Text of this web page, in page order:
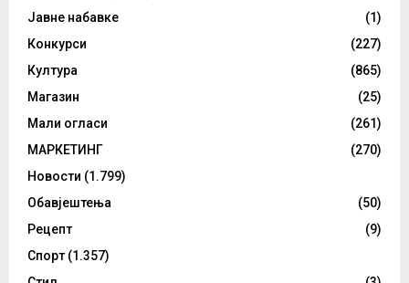
Јавне набавке
(1)
Конкурси
(227)
Култура
(865)
Магазин
(25)
Мали огласи
(261)
МАРКЕТИНГ
(270)
Новости (1.799)
Обавјештења
(50)
Рецепт
(9)
Спорт (1.357)